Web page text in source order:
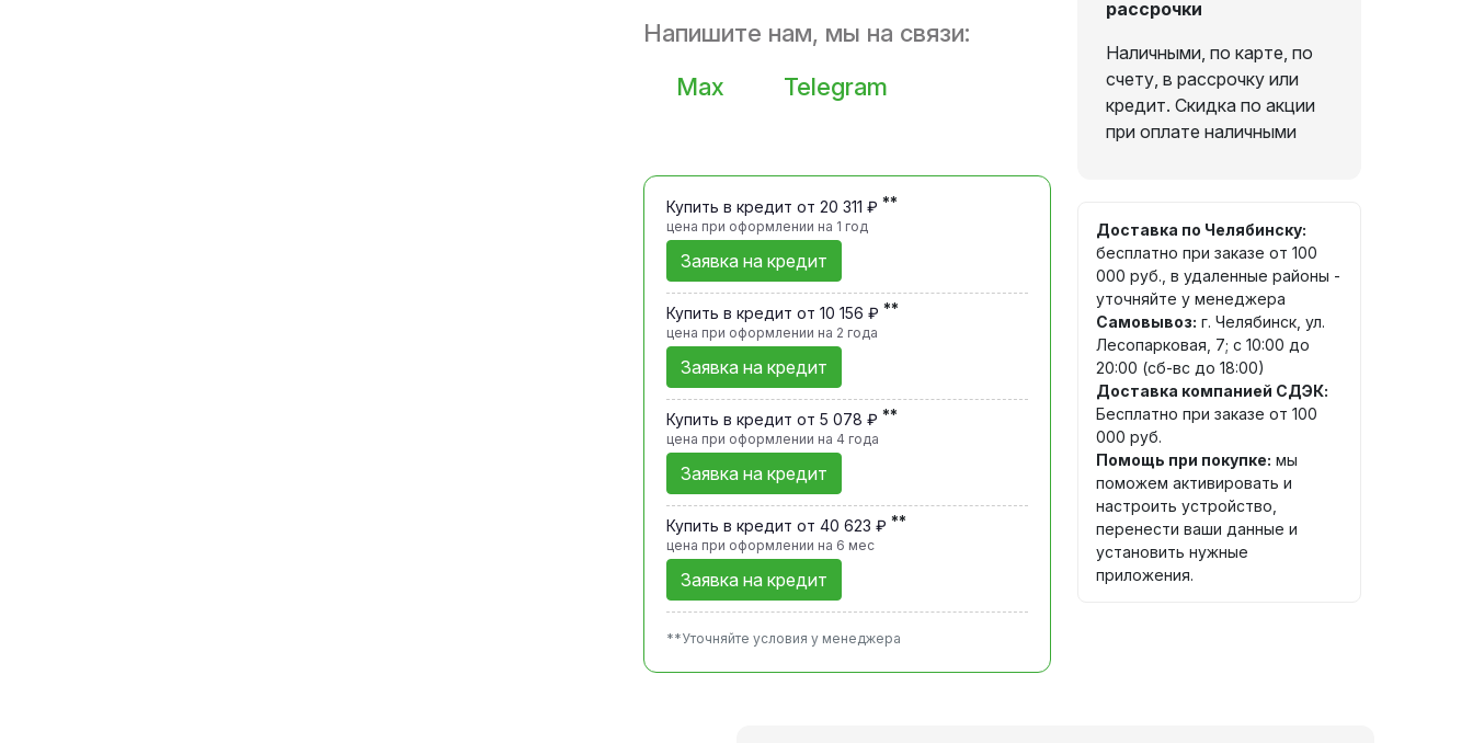
Напишите нам, мы на связи:
Max
Telegram
Купить в кредит от 20 311 ₽ **
цена при оформлении на 1 год
Заявка на кредит
Купить в кредит от 10 156 ₽ **
цена при оформлении на 2 года
Заявка на кредит
Купить в кредит от 5 078 ₽ **
цена при оформлении на 4 года
Заявка на кредит
Купить в кредит от 40 623 ₽ **
цена при оформлении на 6 мес
Заявка на кредит
**Уточняйте условия у менеджера
рассрочки
Наличными, по карте, по
счету, в рассрочку или
кредит. Скидка по акции
при оплате наличными
Доставка по Челябинску:
бесплатно при заказе от 100
000 руб., в удаленные районы -
уточняйте у менеджера
Самовывоз: г. Челябинск, ул.
Лесопарковая, 7; с 10:00 до
20:00 (сб-вс до 18:00)
Доставка компанией СДЭК:
Бесплатно при заказе от 100
000 руб.
Помощь при покупке: мы
поможем активировать и
настроить устройство,
перенести ваши данные и
установить нужные
приложения.